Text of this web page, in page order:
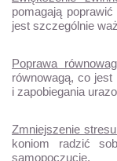
pomagają
jest szczególnie
Poprawa
równowagą, co jest
i zapobiegania
Zmniejszenie
koniom radzić
samopoczucie.